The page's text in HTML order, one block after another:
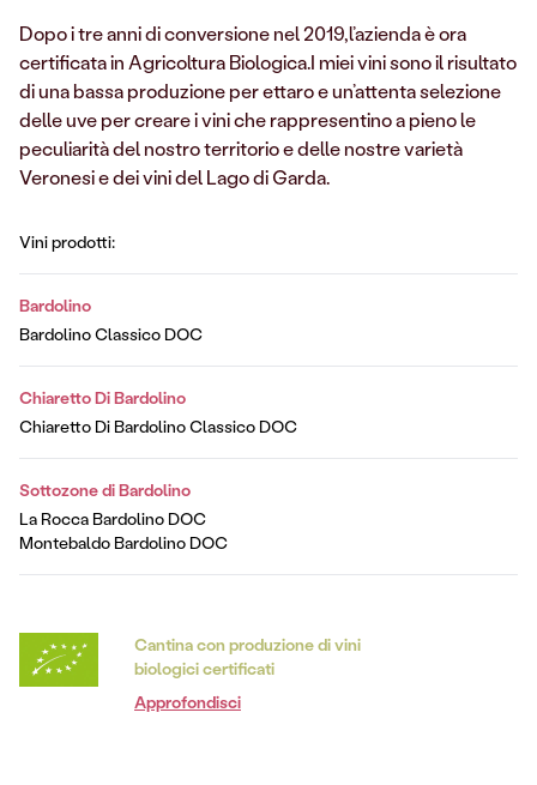
Dopo i tre anni di conversione nel 2019,l’azienda è ora
certificata in Agricoltura Biologica.I miei vini sono il risultato
di una bassa produzione per ettaro e un’attenta selezione
delle uve per creare i vini che rappresentino a pieno le
peculiarità del nostro territorio e delle nostre varietà
Veronesi e dei vini del Lago di Garda.
Vini prodotti:
Bardolino
Bardolino Classico DOC
Chiaretto Di Bardolino
Chiaretto Di Bardolino Classico DOC
Sottozone di Bardolino
La Rocca Bardolino DOC
Montebaldo Bardolino DOC
Cantina con produzione di vini
biologici certificati
Approfondisci